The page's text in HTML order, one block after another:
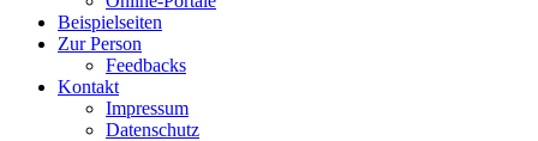
Beispielseiten
Zur Person
Feedbacks
Kontakt
Impressum
Datenschutz